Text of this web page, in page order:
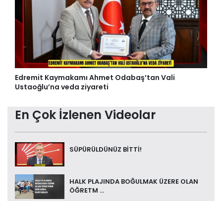
Edremit Kaymakamı Ahmet Odabaş’tan Vali
Ustaoğlu’na veda ziyareti
En Çok İzlenen Videolar
SÜPÜRÜLDÜNÜZ BİTTİ!
HALK PLAJINDA BOĞULMAK ÜZERE OLAN
ÖĞRETM ...